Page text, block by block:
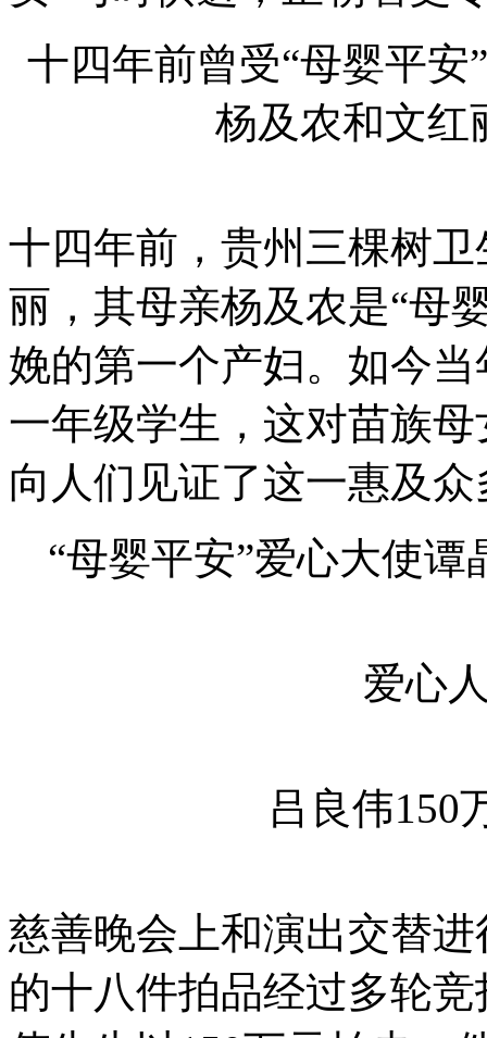
十四年前曾受“母婴平
杨及农和文红
十四年前，贵州三棵树
丽，其母亲杨及农是“母
娩的第一个产妇。如今
一年级学生，这对苗族
向人们见证了这一惠及
“母婴平安”爱心大使
爱心
吕良伟150
慈善晚会上和演出交替
的十八件拍品经过多轮